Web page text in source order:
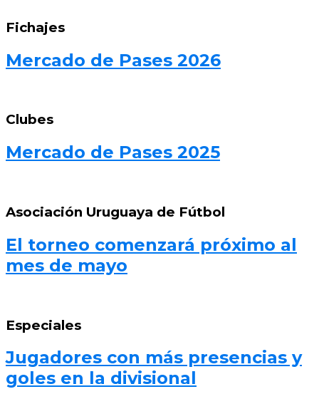
Fichajes
Mercado de Pases 2026
Clubes
Mercado de Pases 2025
Asociación Uruguaya de Fútbol
El torneo comenzará próximo al
mes de mayo
Especiales
Jugadores con más presencias y
goles en la divisional